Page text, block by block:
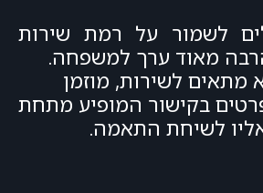
לשמור על רמת שירות
מאוד ערך למשפחה.
מתאים לשירות, מוזמן
בקישור המופיע מתחת
אליו לשיחת התאמה.